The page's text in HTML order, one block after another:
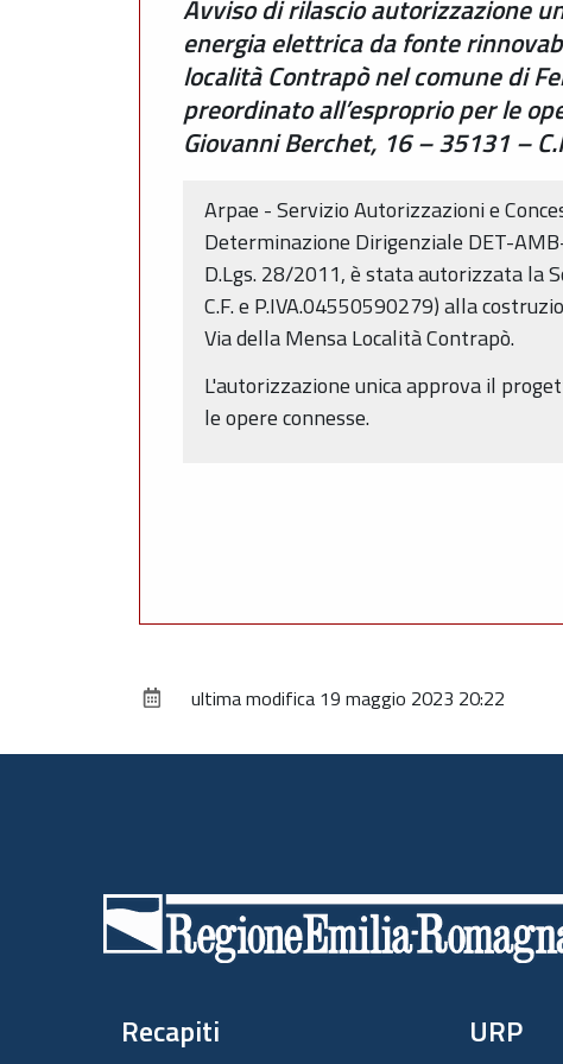
Avviso di rilascio autorizzazione
energia elettrica da fonte
località Contrapò nel comune di
preordinato all’esproprio per le
Giovanni Berchet, 16 – 35131 –
Arpae - Servizio Autorizzazioni e
Determinazione Dirigenziale DET-
D.Lgs. 28/2011, è stata autorizzata la
C.F. e P.IVA.04550590279) alla
Via della Mensa Località Contrapò.
L'autorizzazione unica approva il
le opere connesse.
ultima modifica 19 maggio 2023 20:22
Recapiti URP